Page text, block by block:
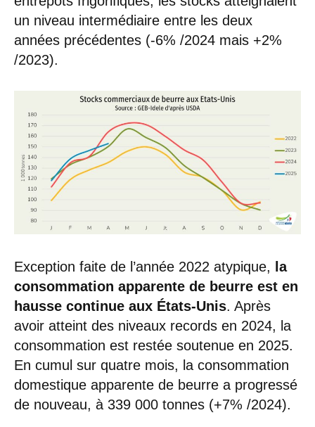
un niveau intermédiaire entre les deux
années précédentes (-6% /2024 mais +2%
/2023).
Exception faite de l’année 2022 atypique,
la
consommation apparente de beurre est en
hausse continue aux États-Unis. Après
avoir atteint des niveaux records en 2024, la
consommation est restée soutenue en 2025.
En cumul sur quatre mois, la consommation
domestique apparente de beurre a progressé
de nouveau, à 339 000 tonnes (+7% /2024).